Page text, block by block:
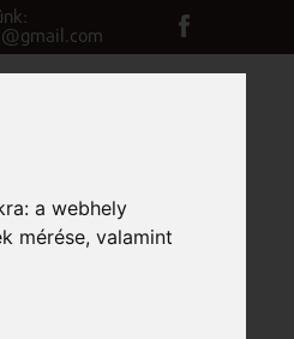
a webhely
mérése, valamint